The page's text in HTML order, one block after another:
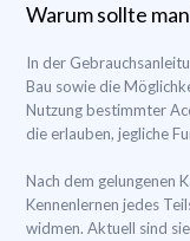
Warum sollte
In der
Bau sowie die
Nutzung bestimmter
die erlauben, jegliche
Nach dem gelungenen
Kennenlernen jedes
widmen. Aktuell sind